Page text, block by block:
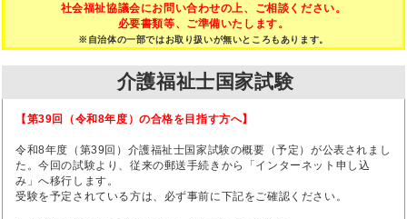
社会福祉協議会にお問い合わせの上、ご相談ください。
必要書類等、ご準備いたします。
※自治体の一部ではお取り扱いが無いところもあります。
介護福祉士国家試験
【第39回（令和8年度）の合格を目指す方へ】
令和8年度（第39回）介護福祉士国家試験の概要（予定）が公表されまし
た。今回の試験より、従来の郵送手続きから「インターネット申し込
み」へ移行します。
受験を予定されている方は、必ず事前に下記をご確認ください。